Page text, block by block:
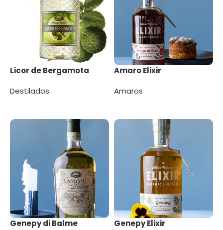
Licor de Bergamota
Destilados
Amaro Elixir
Amaros
Genepy di Balme
Genepy Elixir